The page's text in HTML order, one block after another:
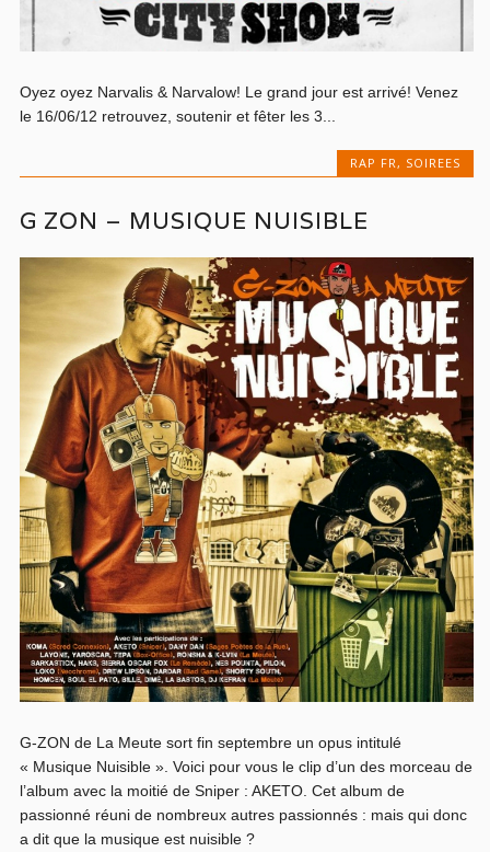
Oyez oyez Narvalis & Narvalow! Le grand jour est arrivé! Venez
le 16/06/12 retrouvez, soutenir et fêter les 3...
RAP FR, SOIREES
G ZON – MUSIQUE NUISIBLE
G-ZON de La Meute sort fin septembre un opus intitulé
« Musique Nuisible ». Voici pour vous le clip d’un des morceau de
l’album avec la moitié de Sniper : AKETO. Cet album de
passionné réuni de nombreux autres passionnés : mais qui donc
a dit que la musique est nuisible ?